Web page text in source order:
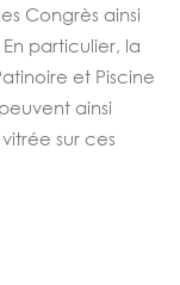
Congrès ainsi
En particulier, la
et Piscine
ainsi
sur ces